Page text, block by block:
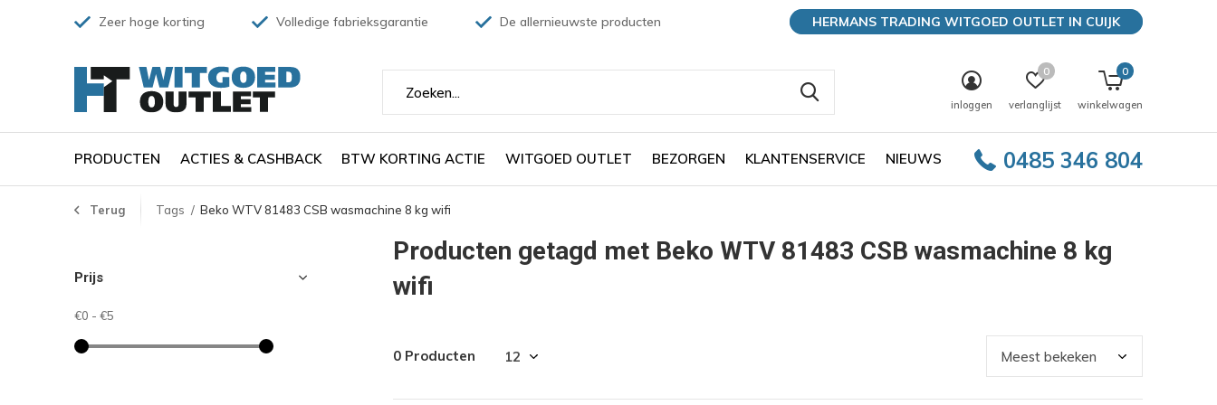
PRODUCTEN ACTIES & CASHBACK BTW KORTING ACTIE WITGOED OUTLET BEZORGEN KLANTENSERVICE NIEUWS 0485 346 804
inloggen verlanglijst
0
winkelwagen
0
Zeer hoge korting Volledige fabrieksgarantie De allernieuwste producten HERMANS TRADING WITGOED OUTLET IN CUIJK
Terug Tags Beko WTV 81483 CSB wasmachine 8 kg wifi
Producten getagd met Beko WTV 81483 CSB wasmachine 8 kg
wifi
0 Producten
Prijs
€0 - €5